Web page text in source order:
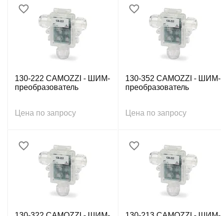
130-222 CAMOZZI - ШИМ-
преобразователь
Цена по запросу
130-352 CAMOZZI - ШИМ-
преобразователь
Цена по запросу